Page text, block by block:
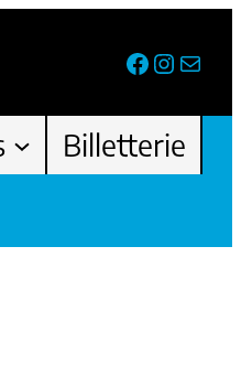
Facebook
Billetterie